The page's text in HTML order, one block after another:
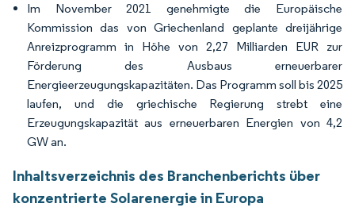
Im November 2021 genehmigte die Europäische
Kommission das von Griechenland geplante dreijährige
Anreizprogramm in Höhe von 2,27 Milliarden EUR zur
Förderung des Ausbaus erneuerbarer
Energieerzeugungskapazitäten. Das Programm soll bis 2025
laufen, und die griechische Regierung strebt eine
Erzeugungskapazität aus erneuerbaren Energien von 4,2
GW an.
Inhaltsverzeichnis des Branchenberichts über
konzentrierte Solarenergie in Europa